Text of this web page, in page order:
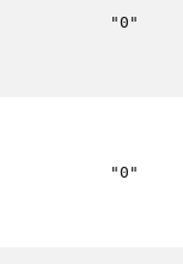
"0"
"0"